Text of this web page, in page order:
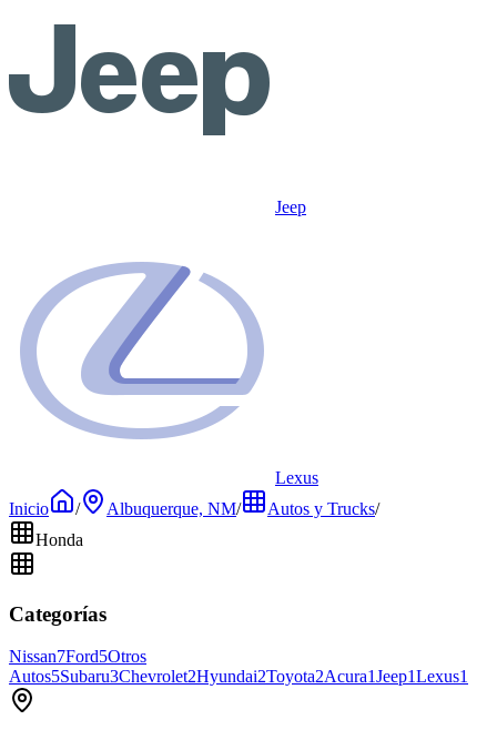
Jeep
Lexus
Inicio
/ Albuquerque, NM/ Autos y Trucks/
Honda
Categorías
Nissan7Ford5Otros
Autos5Subaru3Chevrolet2Hyundai2Toyota2Acura1Jeep1Lexus1